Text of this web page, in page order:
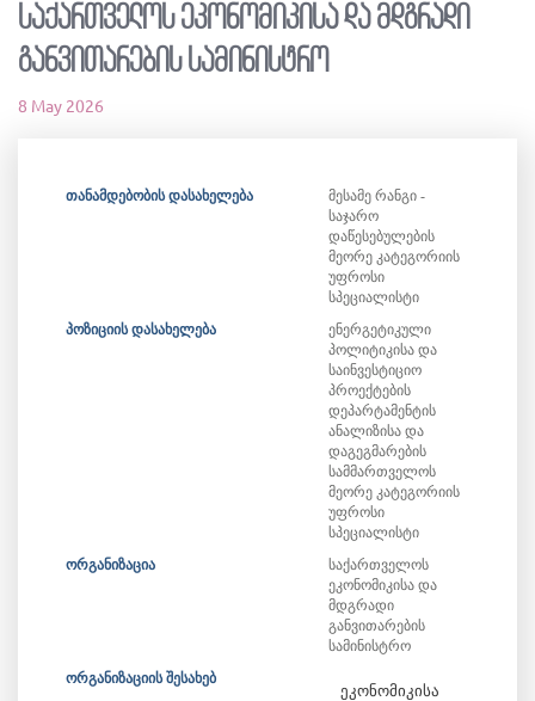
საქართველოს ეკონომიკისა და მდგრადი
განვითარების სამინისტრო
8 May 2026
თანამდებობის დასახელება
მესამე რანგი -
საჯარო
დაწესებულების
მეორე კატეგორიის
უფროსი
სპეციალისტი
პოზიციის დასახელება
ენერგეტიკული
პოლიტიკისა და
საინვესტიციო
პროექტების
დეპარტამენტის
ანალიზისა და
დაგეგმარების
სამმართველოს
მეორე კატეგორიის
უფროსი
სპეციალისტი
ორგანიზაცია
საქართველოს
ეკონომიკისა და
მდგრადი
განვითარების
სამინისტრო
ორგანიზაციის შესახებ
ეკონომიკისა